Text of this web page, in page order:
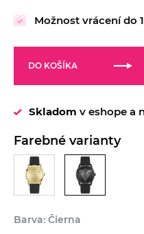
Možnost vrácení do
DO KOŠÍKA
Skladom v eshope a
Farebné varianty
Barva: Čierna